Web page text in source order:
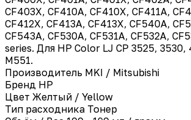
CF403X, CF410A, CF410X, CF411A,
CF412X, CF413A, CF413X, CF540A,
CF543A, CF530A, CF531A, CF532A,
series. Для HP Color LJ CP 3525,
M551.
Производитель MKI / Mitsubishi
Бренд HP
Цвет Желтый / Yellow
Тип расходника Тонер